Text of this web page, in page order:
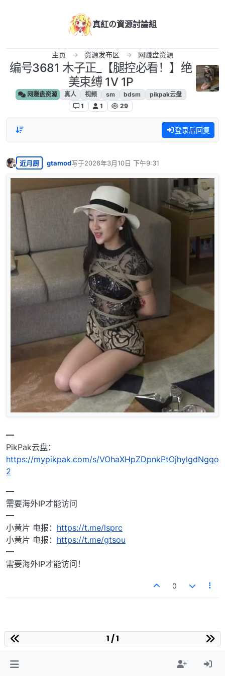
真紅の資源討論組
主页 资源发布区 网赚盘资源
编号3681 木子正_【腿控必看！】绝
美束缚 1V 1P
网赚盘资源 真人 视频 sm bdsm
pikpak云盘
1
1 29
登录后回复
离线
近月厨 gtamod写于2026年3月10日 下午9:31
最后由 编辑
━
PikPak云盘：
https://mypikpak.com/s/VOhaXHpZDpnkPtOjhylgdNgqo
2
━
需要海外IP才能访问
━
小黄片 电报： https://t.me/lsprc
小黄片 电报： https://t.me/gtsou
━
需要海外IP才能访问！
0
1 / 1